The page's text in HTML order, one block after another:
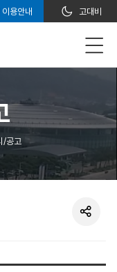
용안내 고대비
/공고